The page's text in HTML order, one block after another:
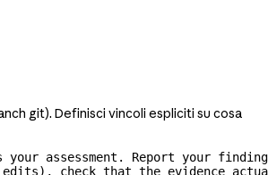
git). Definisci vincoli espliciti su cosa
assessment. Report your
check that the evidence